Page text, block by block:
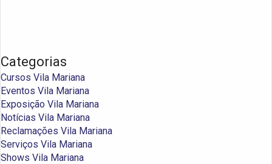
Categorias
Cursos Vila Mariana
Eventos Vila Mariana
Exposição Vila Mariana
Notícias Vila Mariana
Reclamações Vila Mariana
Serviços Vila Mariana
Shows Vila Mariana